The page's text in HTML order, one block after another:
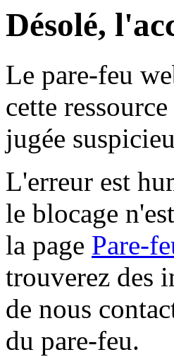
Désolé,
Le pare-feu
cette
jugée
L'erreur est
le blocage
la page Pare-
trouverez des
de nous
du pare-feu.